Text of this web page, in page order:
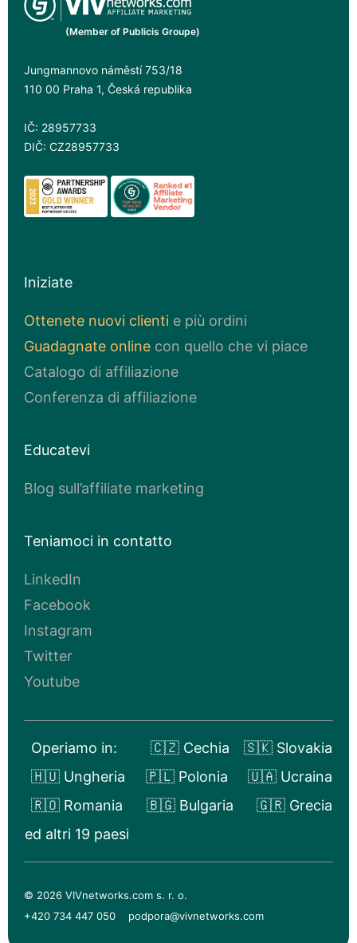
(Member of Publicis Groupe)
Jungmannovo náměstí 753/18
110 00 Praha 1, Česká republika
IČ: 28957733
DIČ: CZ28957733
Iniziate
Ottenete nuovi clienti e più ordini
Guadagnate online con quello che vi piace
Catalogo di affiliazione
Conferenza di affiliazione
Educatevi
Blog sull’affiliate marketing
Teniamoci in contatto
LinkedIn
Facebook
Instagram
Twitter
Youtube
Operiamo in: 🇨🇿 Cechia
🇸🇰 Slovakia
🇭🇺 Ungheria
🇵🇱 Polonia
🇺🇦 Ucraina
🇷🇴 Romania
🇧🇬 Bulgaria
🇬🇷 Grecia
ed altri 19 paesi
© 2026 VIVnetworks.com s. r. o.
+420 734 447 050
podpora@vivnetworks.com